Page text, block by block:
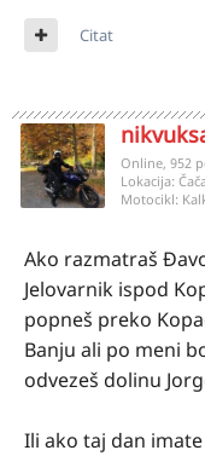
Citat
Online, 952
Lokacija:
Motocikl:
Ako razmatraš
Jelovarnik ispod
popneš preko
Banju ali po meni
odvezeš dolinu
Ili ako taj dan